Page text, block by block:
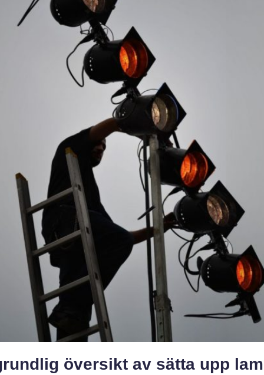
översikt av sätta upp